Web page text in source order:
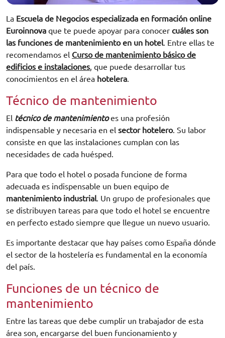
La Escuela de Negocios especializada en formación online
Euroinnova que te puede apoyar para conocer cuáles son
las funciones de mantenimiento en un hotel. Entre ellas te
recomendamos el Curso de mantenimiento básico de
edificios e instalaciones, que puede desarrollar tus
conocimientos en el área hotelera.
Técnico de mantenimiento
El técnico de mantenimientoes una profesión
indispensable y necesaria en el sector hotelero. Su labor
consiste en que las instalaciones cumplan con las
necesidades de cada huésped.
Para que todo el hotel o posada funcione de forma
adecuada es indispensable un buen equipo de
mantenimiento industrial. Un grupo de profesionales que
se distribuyen tareas para que todo el hotel se encuentre
en perfecto estado siempre que llegue un nuevo usuario.
Es importante destacar que hay países como España dónde
el sector de la hostelería es fundamental en la economía
del país.
Funciones de un técnico de
mantenimiento
Entre las tareas que debe cumplir un trabajador de esta
área son, encargarse del buen funcionamiento y